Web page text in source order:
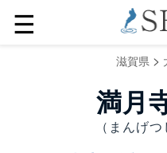
☰
滋賀県 >
満月
（まんげ